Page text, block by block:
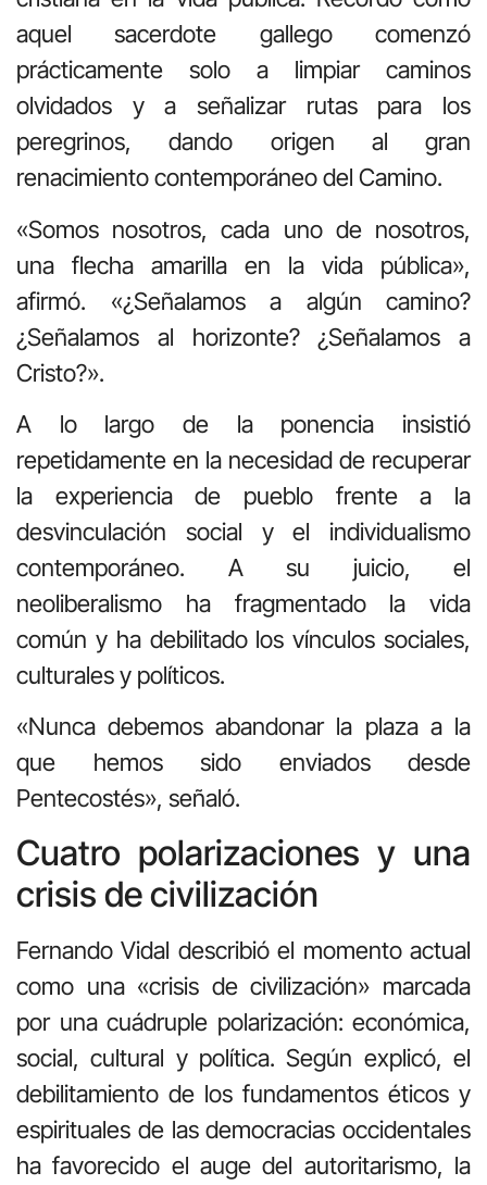
aquel sacerdote gallego comenzó
prácticamente solo a limpiar caminos
olvidados y a señalizar rutas para los
peregrinos, dando origen al gran
renacimiento contemporáneo del Camino.
«Somos nosotros, cada uno de nosotros,
una flecha amarilla en la vida pública»,
afirmó. «¿Señalamos a algún camino?
¿Señalamos al horizonte? ¿Señalamos a
Cristo?».
A lo largo de la ponencia insistió
repetidamente en la necesidad de recuperar
la experiencia de pueblo frente a la
desvinculación social y el individualismo
contemporáneo. A su juicio, el
neoliberalismo ha fragmentado la vida
común y ha debilitado los vínculos sociales,
culturales y políticos.
«Nunca debemos abandonar la plaza a la
que hemos sido enviados desde
Pentecostés», señaló.
Cuatro polarizaciones y una
crisis de civilización
Fernando Vidal describió el momento actual
como una «crisis de civilización» marcada
por una cuádruple polarización: económica,
social, cultural y política. Según explicó, el
debilitamiento de los fundamentos éticos y
espirituales de las democracias occidentales
ha favorecido el auge del autoritarismo, la